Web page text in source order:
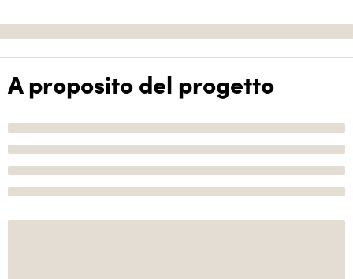
A proposito del progetto